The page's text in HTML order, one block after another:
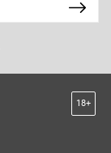
18+